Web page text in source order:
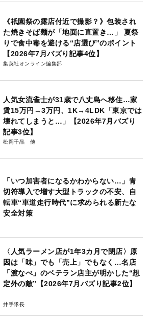
《祇園祭の露店付近で撮影？》包装され
た焼きそば麺が「地面に直置き…」 夏祭
りで食中毒を避ける“店選び”のポイント
【2026年7月バズり記事4位】
集英社オンライン編集部
人気女流雀士が31歳で八丈島へ移住…家
賃15万円→3万円、1K→4LDK「東京では
壊れてしまうと…」【2026年7月バズり
記事3位】
松岡千晶
「いつ加害者になるかわからない…」青
切符導入で増す大型トラックの不安、自
転車“車道走行時代”に求められる新たな
安全対策
〈人気ラーメン店が1年3カ月で閉店〉原
因は「味」でも「売上」でもなく…名店
「渡なべ」のベテラン店主が明かした“想
定外の敵”【2026年7月バズり記事2位】
井手隊長